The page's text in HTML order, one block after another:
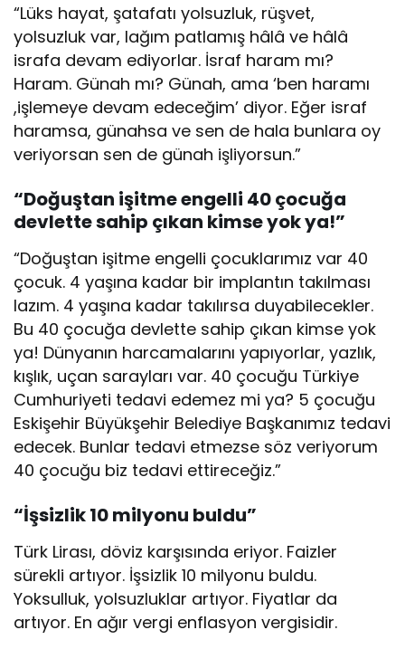
“Lüks hayat, şatafatı yolsuzluk, rüşvet,
yolsuzluk var, lağım patlamış hâlâ ve hâlâ
israfa devam ediyorlar. İsraf haram mı?
Haram. Günah mı? Günah, ama ‘ben haramı
,işlemeye devam edeceğim’ diyor. Eğer israf
haramsa, günahsa ve sen de hala bunlara oy
veriyorsan sen de günah işliyorsun.”
“Doğuştan işitme engelli 40 çocuğa
devlette sahip çıkan kimse yok ya!”
“Doğuştan işitme engelli çocuklarımız var 40
çocuk. 4 yaşına kadar bir implantın takılması
lazım. 4 yaşına kadar takılırsa duyabilecekler.
Bu 40 çocuğa devlette sahip çıkan kimse yok
ya! Dünyanın harcamalarını yapıyorlar, yazlık,
kışlık, uçan sarayları var. 40 çocuğu Türkiye
Cumhuriyeti tedavi edemez mi ya? 5 çocuğu
Eskişehir Büyükşehir Belediye Başkanımız tedavi
edecek. Bunlar tedavi etmezse söz veriyorum
40 çocuğu biz tedavi ettireceğiz.”
“İşsizlik 10 milyonu buldu”
Türk Lirası, döviz karşısında eriyor. Faizler
sürekli artıyor. İşsizlik 10 milyonu buldu.
Yoksulluk, yolsuzluklar artıyor. Fiyatlar da
artıyor. En ağır vergi enflasyon vergisidir.